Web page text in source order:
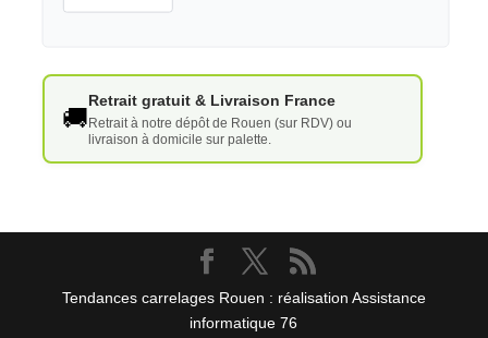
🚚
Retrait gratuit & Livraison France
Retrait à notre dépôt de Rouen (sur RDV) ou
livraison à domicile sur palette.
Tendances carrelages Rouen : réalisation Assistance
informatique 76